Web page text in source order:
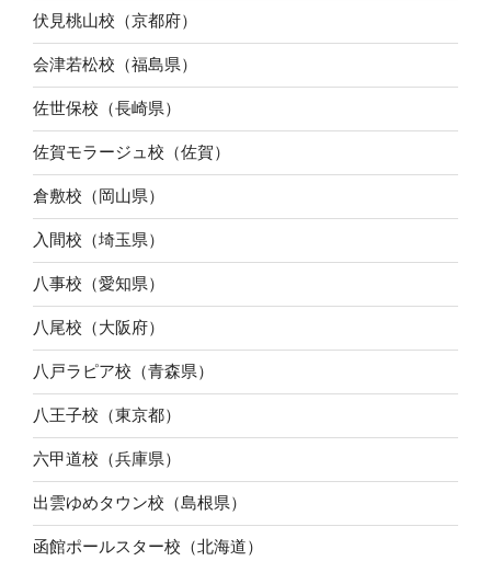
伏見桃山校（京都府）
会津若松校（福島県）
佐世保校（長崎県）
佐賀モラージュ校（佐賀）
倉敷校（岡山県）
入間校（埼玉県）
八事校（愛知県）
八尾校（大阪府）
八戸ラピア校（青森県）
八王子校（東京都）
六甲道校（兵庫県）
出雲ゆめタウン校（島根県）
函館ポールスター校（北海道）